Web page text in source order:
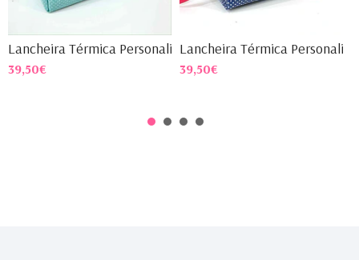
Lancheira Térmica Personali...
39,50€
Lancheira Térmica Personali...
39,50€